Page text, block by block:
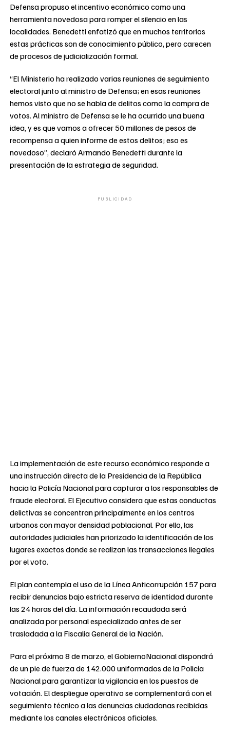
Defensa propuso el incentivo económico como una
herramienta novedosa para romper el silencio en las
localidades. Benedetti enfatizó que en muchos territorios
estas prácticas son de conocimiento público, pero carecen
de procesos de judicialización formal.
“El Ministerio ha realizado varias reuniones de seguimiento
electoral junto al ministro de Defensa; en esas reuniones
hemos visto que no se habla de delitos como la compra de
votos. Al ministro de Defensa se le ha ocurrido una buena
idea, y es que vamos a ofrecer 50 millones de pesos de
recompensa a quien informe de estos delitos; eso es
novedoso”, declaró Armando Benedetti durante la
presentación de la estrategia de seguridad.
PUBLICIDAD
La implementación de este recurso económico responde a
una instrucción directa de la Presidencia de la República
hacia la Policía Nacional para capturar a los responsables de
fraude electoral. El Ejecutivo considera que estas conductas
delictivas se concentran principalmente en los centros
urbanos con mayor densidad poblacional. Por ello, las
autoridades judiciales han priorizado la identificación de los
lugares exactos donde se realizan las transacciones ilegales
por el voto.
El plan contempla el uso de la Línea Anticorrupción 157 para
recibir denuncias bajo estricta reserva de identidad durante
las 24 horas del día. La información recaudada será
analizada por personal especializado antes de ser
trasladada a la Fiscalía General de la Nación.
Para el próximo 8 de marzo, el GobiernoNacional dispondrá
de un pie de fuerza de 142.000 uniformados de la Policía
Nacional para garantizar la vigilancia en los puestos de
votación. El despliegue operativo se complementará con el
seguimiento técnico a las denuncias ciudadanas recibidas
mediante los canales electrónicos oficiales.